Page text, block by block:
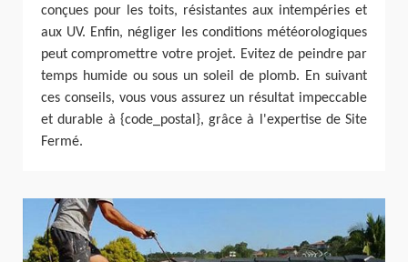
conçues pour les toits, résistantes aux intempéries et
aux UV. Enfin, négliger les conditions météorologiques
peut compromettre votre projet. Evitez de peindre par
temps humide ou sous un soleil de plomb. En suivant
ces conseils, vous vous assurez un résultat impeccable
et durable à {code_postal}, grâce à l'expertise de Site
Fermé.